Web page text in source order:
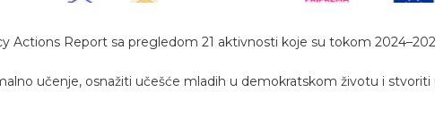
Actions Report sa pregledom 21 aktivnosti koje su tokom
učenje, osnažiti učešće mladih u demokratskom životu i